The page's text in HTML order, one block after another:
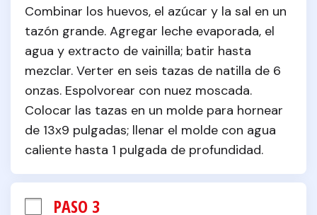
Combinar los huevos, el azúcar y la sal en un
tazón grande. Agregar leche evaporada, el
agua y extracto de vainilla; batir hasta
mezclar. Verter en seis tazas de natilla de 6
onzas. Espolvorear con nuez moscada.
Colocar las tazas en un molde para hornear
de 13x9 pulgadas; llenar el molde con agua
caliente hasta 1 pulgada de profundidad.
PASO 3